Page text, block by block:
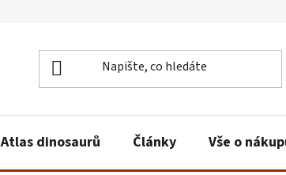
Atlas dinosaurů Články Vše o